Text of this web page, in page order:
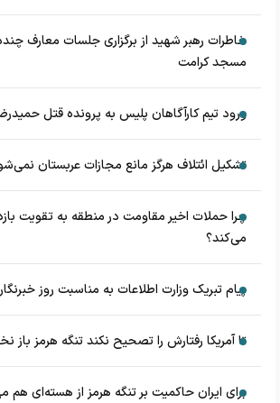
خاطرات رهبر شهید از برگزاری جلسات معارف
مسجد کرامت
ورود تیم کارآگاهان پلیس به پرونده قتل
تشکیل ائتلاف هرگز مانع مجازات عربستان
چرا حملات اخیر مقاومت در منطقه به تقویت
می‌کند؟
پیام تبریک وزارت اطلاعات به مناسبت روز خبرنگار
تا آمریکا رفتارش را تصحیح نکند تنگه هرمز باز
برای ایران حاکمیت بر تنگه هرمز از هسته‌ای هم